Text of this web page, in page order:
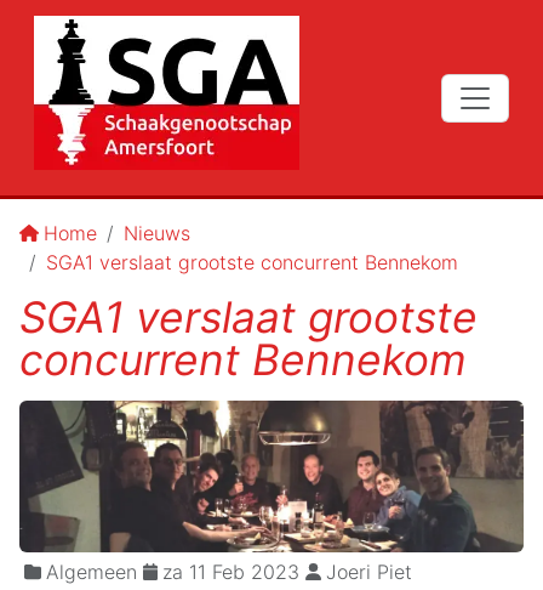
Home
Nieuws
SGA1 verslaat grootste concurrent Bennekom
SGA1 verslaat grootste
concurrent Bennekom
Algemeen za 11 Feb 2023 Joeri Piet